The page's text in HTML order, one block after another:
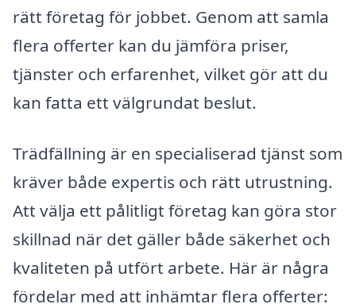
rätt företag för jobbet. Genom att samla
flera offerter kan du jämföra priser,
tjänster och erfarenhet, vilket gör att du
kan fatta ett välgrundat beslut.
Trädfällning är en specialiserad tjänst som
kräver både expertis och rätt utrustning.
Att välja ett pålitligt företag kan göra stor
skillnad när det gäller både säkerhet och
kvaliteten på utfört arbete. Här är några
fördelar med att inhämtar flera offerter: